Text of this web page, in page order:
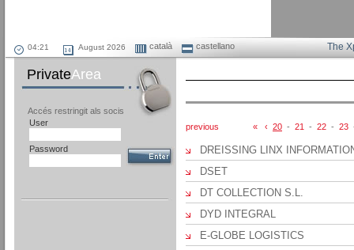
August 2026 català castellano The
PrivateArea
Accés restringit als socis
User
Password
previous « ‹ 20 - 21 - 22 - 23
DREISSING LINX
DSET
DT COLLECTION S.L.
DYD INTEGRAL
E-GLOBE LOGISTICS